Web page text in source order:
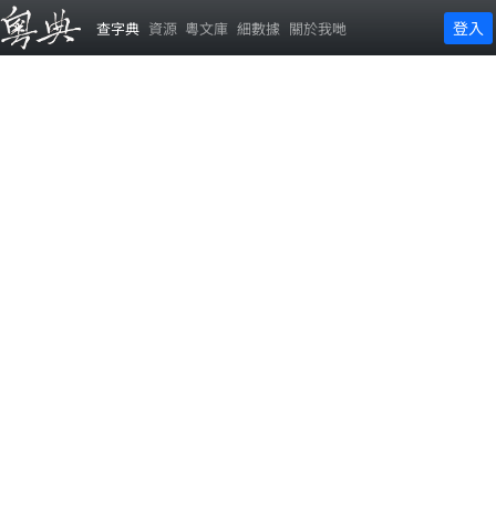
查字典 資源 粵文庫 細數據 關於我哋 登入